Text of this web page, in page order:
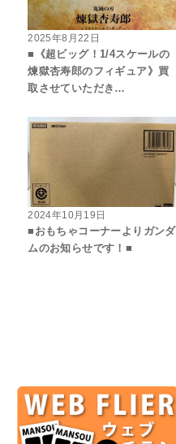
2025年8月22日
■《超ビッグ！1/4スケールの
煉獄杏寿郎のフィギュア》買
取させていただき…
2024年10月19日
■おもちゃコーナーよりガンダ
ムのお知らせです！■